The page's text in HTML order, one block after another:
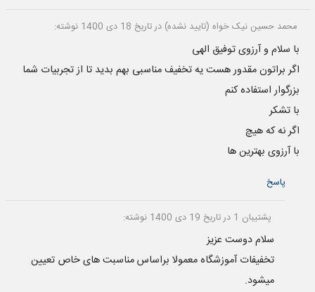
محمد حسین نیک خواه (تایید نشده) در تاریخ 18 دی 1400 نوشته:
با سلام و آرزوی توفیق الهی
اگر براتون مقدور هست یه تخفیف مناسبی بهم بدید تا از تجربیات شما
بزرگوار استفاده کنم
با تشکر
اگر نه که هیچ
با آرزوی بهترین ها
پاسخ
پشتیبان 1 در تاریخ 19 دی 1400 نوشته:
سلام دوست عزیز
تخفیفات آموزشگاه معمولا براساس مناسبت های خاص تعیین
میشود.